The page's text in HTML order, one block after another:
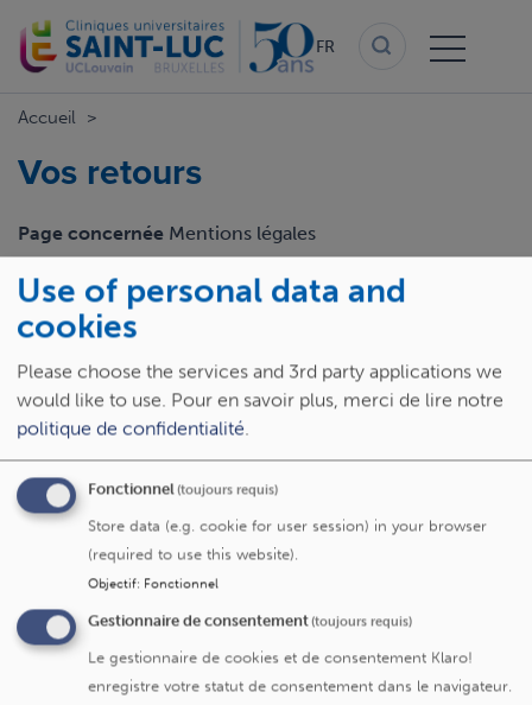
au
contenu
FR
Accueil
Vos retours
Page concernée Mentions légales
Email
Retour
Submit
Use of personal data and
cookies
Please choose the services and 3rd party applications we
would like to use. Pour en savoir plus, merci de lire notre
politique de confidentialité.
Fonctionnel(toujours requis)
Store data (e.g. cookie for user session) in your browser
(required to use this website).
Objectif: Fonctionnel
Gestionnaire de consentement(toujours requis)
Le gestionnaire de cookies et de consentement Klaro!
enregistre votre statut de consentement dans le navigateur.